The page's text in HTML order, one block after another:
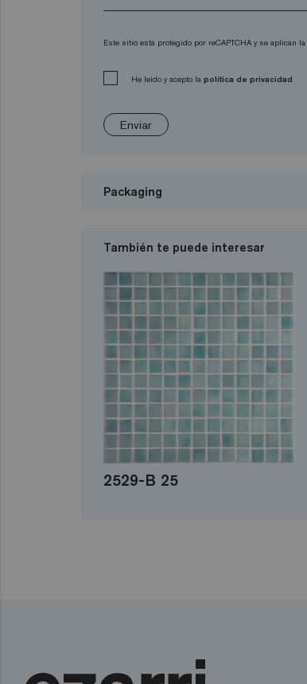
Este sitio está protegido por reCAPTCHA y se aplican la
He leído y acepto la política de privacidad
Enviar
Packaging
También te puede interesar
2529-B 25